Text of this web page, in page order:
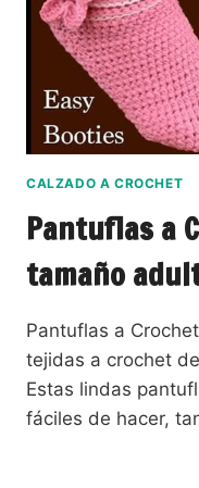
CALZADO A CROCHET
Pantuflas a
tamaño
Pantuflas a
tejidas a crochet
Estas lindas
fáciles de hacer,